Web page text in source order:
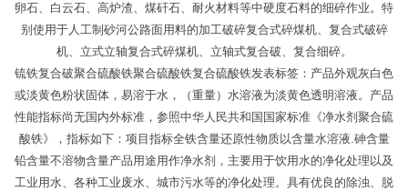
卵石、白云石、高炉渣、煤矸石、耐火材料等中硬度石料的细碎作业。特
别使用于人工制砂河公路面用料的加工破碎复合式碎煤机、复合式破碎
机、立式立轴复合式碎煤机、立轴式复合破、复合细碎。
锍铁复合破聚合硫酸铁聚合硫酸铁复合硫酸铁发表标签：产品外观灰白色
或淡黄色粉状固体，易溶于水，（重量）水溶液为淡黄色透明溶液。产品
性能指标尚无国内外标准，参照中华人民共和国国家标准《净水剂聚合硫
酸铁》，指标如下：项目指标全铁含量还原性物质以含量水溶液.砷含量
铅含量不溶物含量产品用途用作净水剂，主要用于饮用水的净化处理以及
工业用水、各种工业废水、城市污水等的净化处理。具有优良的除浊、脱